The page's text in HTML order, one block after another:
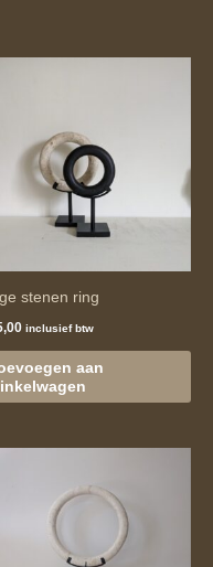
stenen ring
inclusief btw
aan